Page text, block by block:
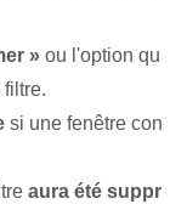
» ‌ou l'option⁣ qu
si une fenêtre con
aura été suppr